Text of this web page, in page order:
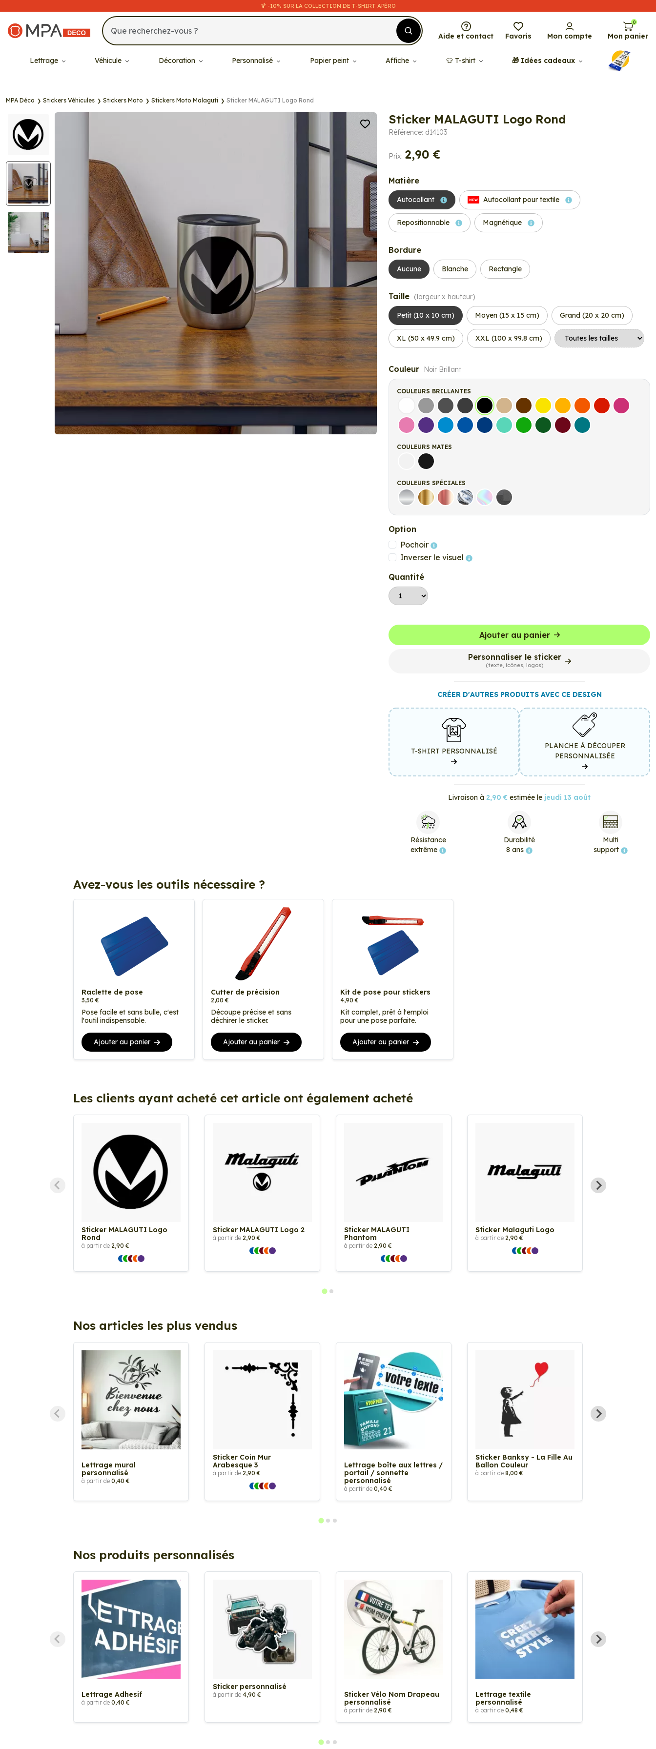
🍹 -10% SUR LA COLLECTION DE T-SHIRT APÉRO
MPA Déco
Aide et contact Favoris Mon compte
0
Mon panier
Lettrage Véhicule Décoration Personnalisé Papier peint Affiche 👕​​ T-shirt 🎁​ Idées cadeaux
MPA Déco Stickers Véhicules Stickers Moto Stickers Moto Malaguti Sticker MALAGUTI Logo Rond
Sticker MALAGUTI Logo Rond
Référence: d14103
Prix: 2,90 €
Matière
Autocollant NEW Autocollant pour textile
Repositionnable Magnétique
Bordure
Aucune Blanche Rectangle
Taille (largeur x hauteur)
Petit (10 x 10 cm) Moyen (15 x 15 cm) Grand (20 x 20 cm)
XL (50 x 49.9 cm) XXL (100 x 99.8 cm)
Couleur Noir Brillant
COULEURS BRILLANTES
Blanc Gris Gris FoncéGris Anthracite
Noir Beige Marron Jaune ClairJaune Foncé
OrangeRouge Fuchsia
Rose Violet Bleu clairBleu MoyenBleu FoncéBleu VertVert clairVert FoncéBordeauxTurquoise
COULEURS MATES
Blanc matNoir Mat
COULEURS SPÉCIALES
Argent Or Rose Gold
ChromeHolographique
Carbone Noir
Option
Pochoir
Inverser le visuel
Quantité
Ajouter au panier
Personnaliser le sticker
(texte, icônes, logos)
CRÉER D'AUTRES PRODUITS AVEC CE DESIGN
T-SHIRT PERSONNALISÉ
PLANCHE À DÉCOUPER
PERSONNALISÉE
Livraison à 2,90 € estimée le jeudi 13 août
Résistance
extrême
Durabilité
8 ans
Multi
support
Avez-vous les outils nécessaire ?
Raclette de pose
3,50 €
Pose facile et sans bulle, c'est
l'outil indispensable.
Ajouter au panier
Cutter de précision
2,00 €
Découpe précise et sans
déchirer le sticker.
Ajouter au panier
Kit de pose pour stickers
4,90 €
Kit complet, prêt à l'emploi
pour une pose parfaite.
Ajouter au panier
Les clients ayant acheté cet article ont également acheté
Sticker MALAGUTI Logo
Rond
à partir de 2,90 €
Sticker MALAGUTI Logo 2
à partir de 2,90 €
Sticker MALAGUTI
Phantom
à partir de 2,90 €
Sticker Malaguti Logo
à partir de 2,90 €
Nos articles les plus vendus
Lettrage mural
personnalisé
à partir de 0,40 €
Sticker Coin Mur
Arabesque 3
à partir de 2,90 €
Lettrage boîte aux lettres /
portail / sonnette
personnalisé
à partir de 0,40 €
Sticker Banksy - La Fille Au
Ballon Couleur
à partir de 8,00 €
Nos produits personnalisés
Lettrage Adhesif
à partir de 0,40 €
Sticker personnalisé
à partir de 4,90 €
Sticker Vélo Nom Drapeau
personnalisé
à partir de 2,90 €
Lettrage textile
personnalisé
à partir de 0,48 €